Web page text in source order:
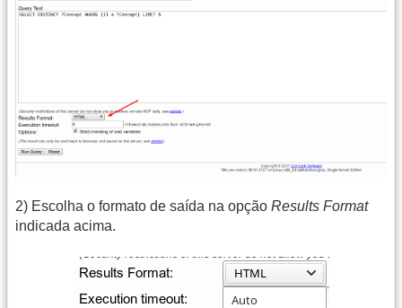
2) Escolha o formato de saída na opção Results Format
indicada acima.